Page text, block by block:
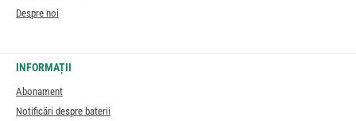
Despre noi
INFORMAȚII
Abonament
Notificări despre baterii